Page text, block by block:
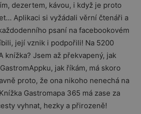
dezertem, kávou, i když je proto
Aplikaci si vyžádali věrní čtenáři a
psaní na facebookovém
její vznik i podpořili! Na 5200
knížka? Jsem až překvapený, jak
jak říkám, má skoro
proto, že ona nikoho nenechá na
Gastromapa 365 má zase za
vyhnat, hezky a přirozeně!